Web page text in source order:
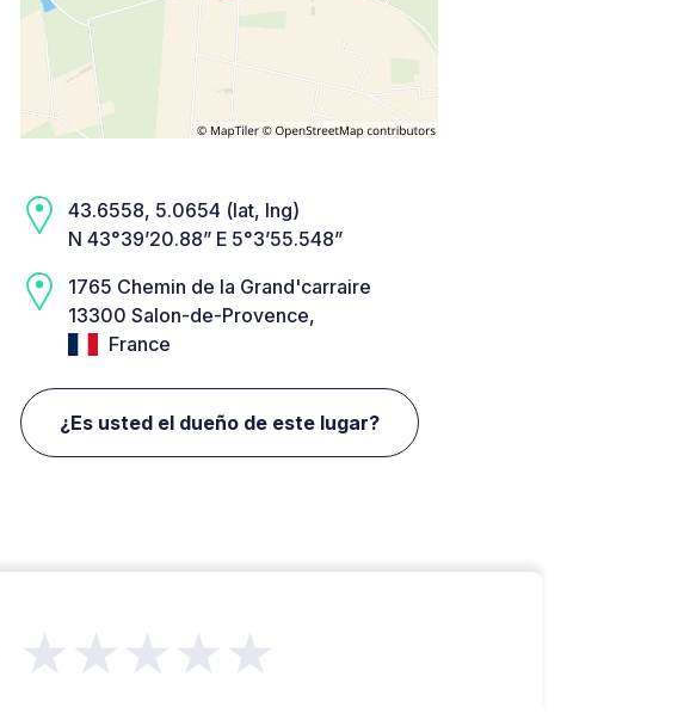
43.6558, 5.0654 (lat, lng)
N 43°39’20.88” E 5°3’55.548”
1765 Chemin de la Grand'carraire
13300 Salon-de-Provence,
France
¿Es usted el dueño de este lugar?
★★★★★